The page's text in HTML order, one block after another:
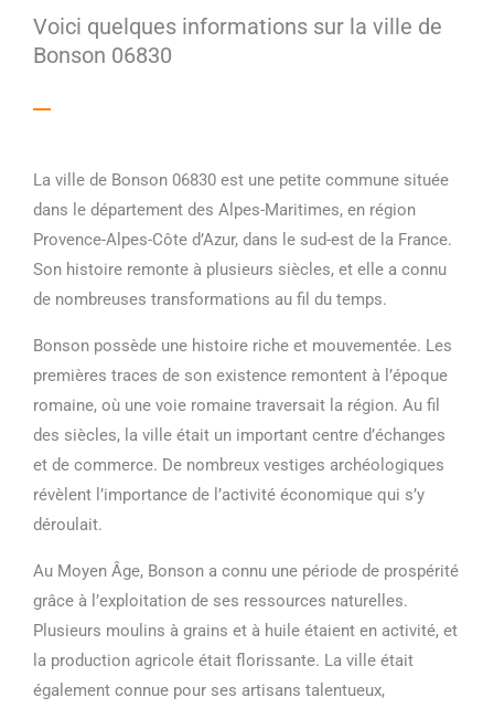
Voici quelques informations sur la ville de
Bonson 06830
La ville de Bonson 06830 est une petite commune située
dans le département des Alpes-Maritimes, en région
Provence-Alpes-Côte d’Azur, dans le sud-est de la France.
Son histoire remonte à plusieurs siècles, et elle a connu
de nombreuses transformations au fil du temps.
Bonson possède une histoire riche et mouvementée. Les
premières traces de son existence remontent à l’époque
romaine, où une voie romaine traversait la région. Au fil
des siècles, la ville était un important centre d’échanges
et de commerce. De nombreux vestiges archéologiques
révèlent l’importance de l’activité économique qui s’y
déroulait.
Au Moyen Âge, Bonson a connu une période de prospérité
grâce à l’exploitation de ses ressources naturelles.
Plusieurs moulins à grains et à huile étaient en activité, et
la production agricole était florissante. La ville était
également connue pour ses artisans talentueux,